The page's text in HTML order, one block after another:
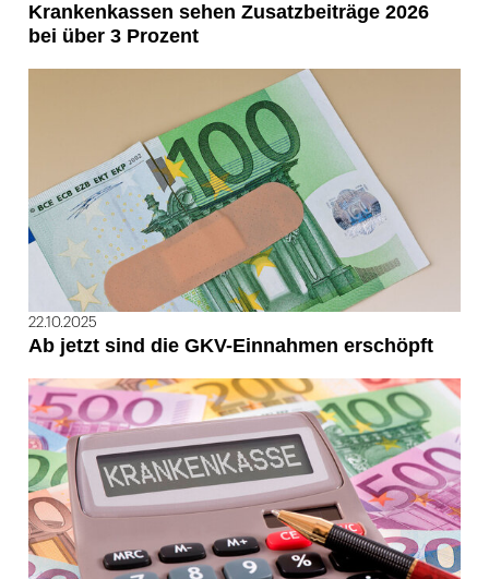
Krankenkassen sehen Zusatzbeiträge 2026
bei über 3 Prozent
22.10.2025
Ab jetzt sind die GKV-Einnahmen erschöpft